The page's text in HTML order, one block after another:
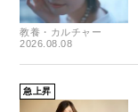
教養・カルチャー
2026.08.08
急上昇